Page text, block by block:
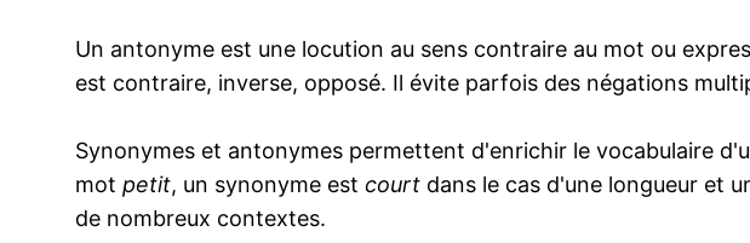
Un antonyme est une locution au sens contraire au mot ou
est contraire, inverse, opposé. Il évite parfois des négations
Synonymes et antonymes permettent d'enrichir le vocabulaire
mot petit, un synonyme est court dans le cas d'une longueur et
de nombreux contextes.